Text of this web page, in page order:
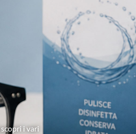
i vari